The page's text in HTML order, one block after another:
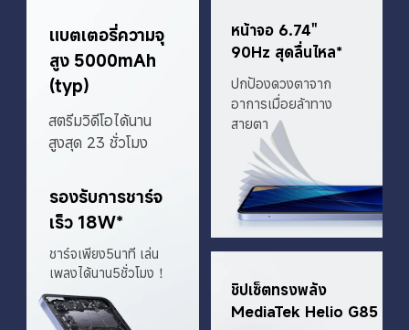
แบตเตอรี่ความจุ
สูง 5000mAh
(typ)
สตรีมวิดีโอได้นาน
สูงสุด 23 ชั่วโมง
รองรับการชาร์จ
เร็ว 18W*
ชาร์จเพียง5นาที เล่น
เพลงได้นาน5ชั่วโมง！
หน้าจอ 6.74"
90Hz สุดลื่นไหล*
ปกป้องดวงตาจาก
อาการเมื่อยล้าทาง
สายตา
ชิปเซ็ตทรงพลัง
MediaTek Helio G85